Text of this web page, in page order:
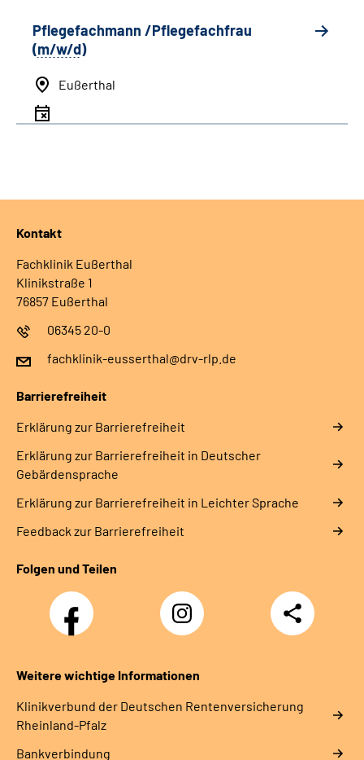
Pflegefachmann /Pflegefachfrau
(m/w/d)
Eußerthal
Kontakt
Fachklinik Eußerthal
Klinikstraße 1
76857 Eußerthal
06345 20-0
fachklinik-eusserthal@drv-rlp.de
Barrierefreiheit
Erklärung zur Barrierefreiheit
Erklärung zur Barrierefreiheit in Deutscher
Gebärdensprache
Erklärung zur Barrierefreiheit in Leichter Sprache
Feedback zur Barrierefreiheit
Folgen und Teilen
Facebook
Instagram
DRV
Nachwuchskräfte
Teilen
Weitere wichtige Informationen
Klinikverbund der Deutschen Rentenversicherung
Rheinland-Pfalz
Bankverbindung